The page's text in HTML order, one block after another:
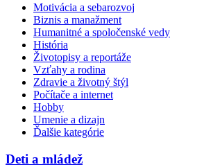
Motivácia a sebarozvoj
Biznis a manažment
Humanitné a spoločenské vedy
História
Životopisy a reportáže
Vzťahy a rodina
Zdravie a životný štýl
Počítače a internet
Hobby
Umenie a dizajn
Ďalšie kategórie
Deti a mládež